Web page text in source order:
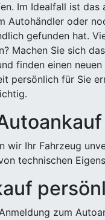
Im Idealfall ist
Autohändler oder
gefunden hat.
Machen Sie sich
finden einen
persönlich für Sie
wir Ihr Fahrzeug
technischen
zum